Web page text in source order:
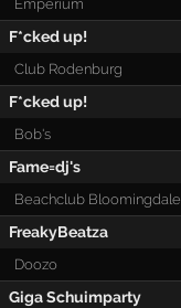
Emperium
F*cked up!
Club Rodenburg
F*cked up!
Bob's
Fame=dj's
Beachclub Bloomingdale
FreakyBeatza
Doozo
Giga Schuimparty